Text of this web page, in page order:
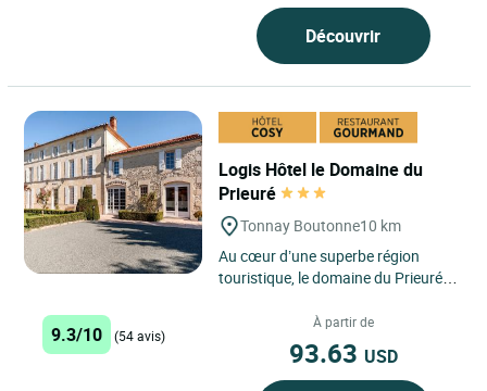
Découvrir
Logis Hôtel le Domaine du
Prieuré
Tonnay Boutonne10 km
Au cœur d’une superbe région
touristique, le domaine du Prieuré
reposante. Cette...
9.3/10 (54 avis)
À partir de
93.63 USD